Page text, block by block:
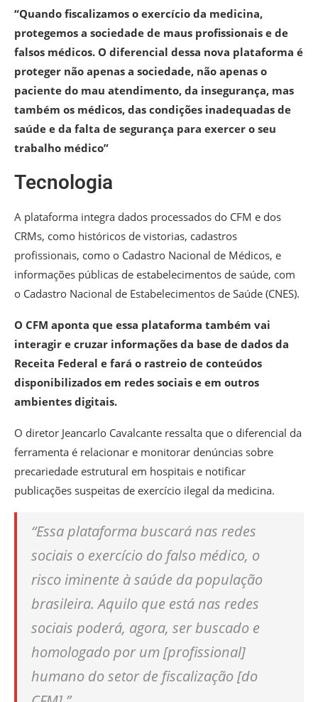
“Quando fiscalizamos o exercício da medicina,
protegemos a sociedade de maus profissionais e de
falsos médicos. O diferencial dessa nova plataforma é
proteger não apenas a sociedade, não apenas o
paciente do mau atendimento, da insegurança, mas
também os médicos, das condições inadequadas de
saúde e da falta de segurança para exercer o seu
trabalho médico”
Tecnologia
A plataforma integra dados processados do CFM e dos
CRMs, como históricos de vistorias, cadastros
profissionais, como o Cadastro Nacional de Médicos, e
informações públicas de estabelecimentos de saúde, com
o Cadastro Nacional de Estabelecimentos de Saúde (CNES).
O CFM aponta que essa plataforma também vai
interagir e cruzar informações da base de dados da
Receita Federal e fará o rastreio de conteúdos
disponibilizados em redes sociais e em outros
ambientes digitais.
O diretor Jeancarlo Cavalcante ressalta que o diferencial da
ferramenta é relacionar e monitorar denúncias sobre
precariedade estrutural em hospitais e notificar
publicações suspeitas de exercício ilegal da medicina.
“Essa plataforma buscará nas redes
sociais o exercício do falso médico, o
risco iminente à saúde da população
brasileira. Aquilo que está nas redes
sociais poderá, agora, ser buscado e
homologado por um [profissional]
humano do setor de fiscalização [do